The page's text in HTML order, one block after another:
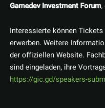
Gamedev Investment Forum,
Interessierte können Tickets
erwerben. Weitere
der offiziellen Website.
sind eingeladen, ihre
https://gic.gd/speakers-